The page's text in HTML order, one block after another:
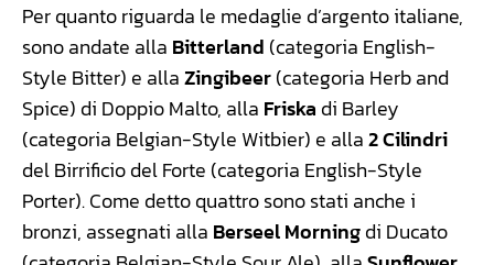
Per quanto riguarda le medaglie d’argento italiane,
sono andate alla Bitterland (categoria English-
Style Bitter) e allaZingibeer(categoria Herb and
Spice) di Doppio Malto, alla Friska di Barley
(categoria Belgian-Style Witbier) e alla2 Cilindri
del Birrificio del Forte (categoria English-Style
Porter). Come detto quattro sono stati anche i
bronzi, assegnati alla Berseel Morningdi Ducato